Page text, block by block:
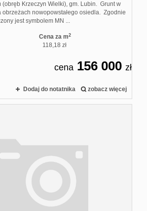
(obręb Krzeczyn Wielki), gm. Lubin. Grunt w
obrzeżach nowopowstałego osiedla. Zgodnie
jest symbolem MN ...
Cena za m2
118,18 zł
cena 156 000 zł
Dodaj do notatnika zobacz więcej